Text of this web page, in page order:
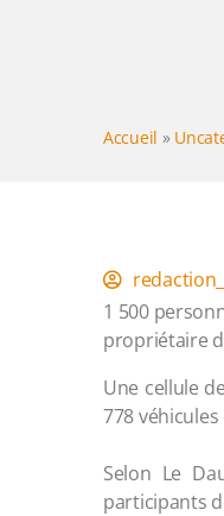
Accueil »
1 500
propriétaire
Une cellule
778
Selon Le
participants